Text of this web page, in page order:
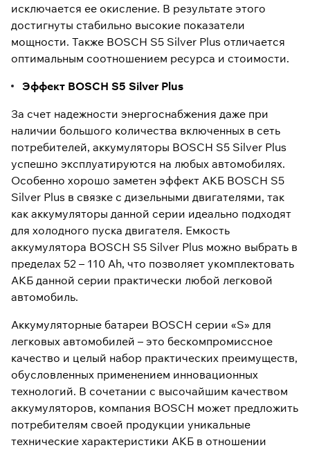
исключается ее окисление. В результате этого
достигнуты стабильно высокие показатели
мощности. Также BOSCH S5 Silver Plus отличается
оптимальным соотношением ресурса и стоимости.
Эффект BOSCH S5 Silver Plus
За счет надежности энергоснабжения даже при
наличии большого количества включенных в сеть
потребителей, аккумуляторы BOSCH S5 Silver Plus
успешно эксплуатируются на любых автомобилях.
Особенно хорошо заметен эффект АКБ BOSCH S5
Silver Plus в связке с дизельными двигателями, так
как аккумуляторы данной серии идеально подходят
для холодного пуска двигателя. Емкость
аккумулятора BOSCH S5 Silver Plus можно выбрать в
пределах 52 – 110 Ah, что позволяет укомплектовать
АКБ данной серии практически любой легковой
автомобиль.
Аккумуляторные батареи BOSCH серии «S» для
легковых автомобилей – это бескомпромиссное
качество и целый набор практических преимуществ,
обусловленных применением инновационных
технологий. В сочетании с высочайшим качеством
аккумуляторов, компания BOSCH может предложить
потребителям своей продукции уникальные
технические характеристики АКБ в отношении